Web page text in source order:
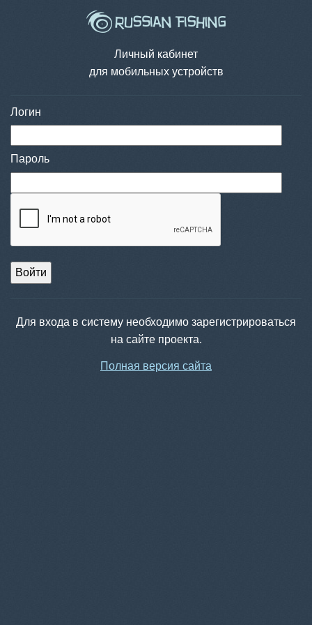
Личный кабинет
для мобильных устройств
Логин
Пароль
Войти
Для входа в систему необходимо зарегистрироваться
на сайте проекта.
Полная версия сайта